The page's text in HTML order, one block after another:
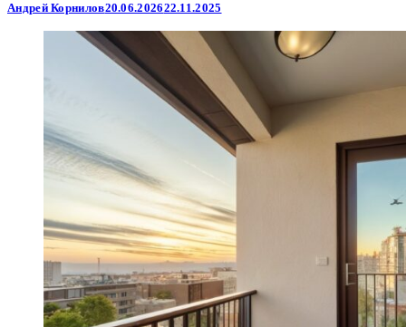
Андрей Корнилов20.06.202622.11.2025